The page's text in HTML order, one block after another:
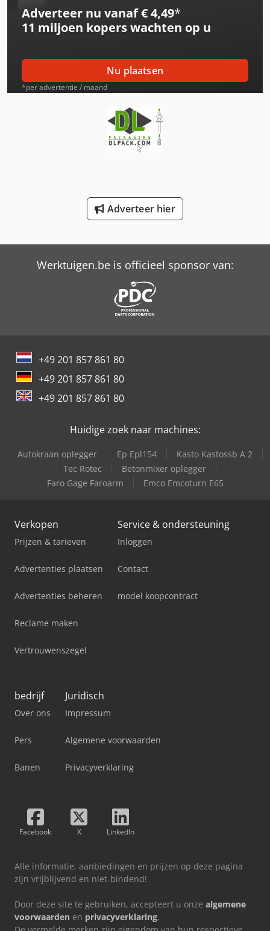
International 554
International 644
International 654
International 724
Rse Pressurewasher
Walinga Agri-Vac 3510G Grain Vac
Adverteer nu vanaf € 4,49*
11 miljoen koperswachten op u
Nu plaatsen
*per advertentie / maand
Adverteer hier
Werktuigen.be is officieel sponsor van:
+49 201 857 861 80
+49 201 857 861 80
+49 201 857 861 80
Huidige zoek naar machines:
Autokraan oplegger Ep Epl154
Kasto Kastossb A 2
Tec Rotec
Betonmixer oplegger
Faro Gage Faroarm
Emco Emcoturn E65
Verkopen
Prijzen & tarieven
Advertenties plaatsen
Advertenties beheren
Reclame maken
Vertrouwenszegel
Service & ondersteuning
Inloggen
Contact
model koopcontract
bedrijf
Over ons
Pers
Banen
Juridisch
Impressum
Algemene voorwaarden
Privacyverklaring
Facebook X LinkedIn
Alle informatie, aanbiedingen en prijzen op deze pagina
zijn vrijblijvend en niet-bindend!
Door deze site te gebruiken, accepteert u onze algemene
voorwaarden en privacyverklaring.